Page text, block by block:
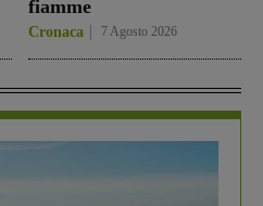
fiamme
Cronaca 7 Agosto 2026